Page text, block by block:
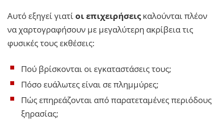
Αυτό εξηγεί γιατίοι επιχειρήσειςκαλούνται πλέον
να χαρτογραφήσουν με μεγαλύτερη ακρίβεια τις
φυσικές τους εκθέσεις:
Πού βρίσκονται οι εγκαταστάσεις τους;
Πόσο ευάλωτες είναι σε πλημμύρες;
Πώς επηρεάζονται από παρατεταμένες περιόδους
ξηρασίας;